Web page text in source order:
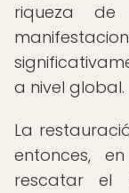
riqueza
a nivel global.
La
entonces,
rescatar